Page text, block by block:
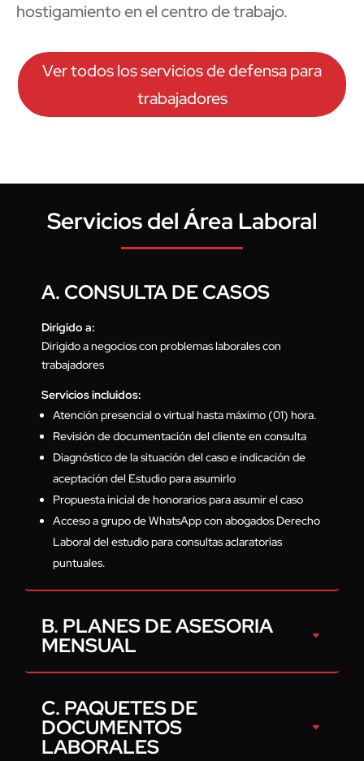
hostigamiento en el centro de trabajo.
Ver todos los servicios de defensa para
trabajadores
Servicios del Área Laboral
A. CONSULTA DE CASOS
Dirigido a:
Dirigido a negocios con problemas laborales con
trabajadores
Servicios incluidos:
Atención presencial o virtual hasta máximo (01) hora.
Revisión de documentación del cliente en consulta
Diagnóstico de la situación del caso e indicación de
aceptación del Estudio para asumirlo
Propuesta inicial de honorarios para asumir el caso
Acceso a grupo de WhatsApp con abogados Derecho
Laboral del estudio para consultas aclaratorias
puntuales.
B. PLANES DE ASESORIA
MENSUAL
C. PAQUETES DE
DOCUMENTOS
LABORALES